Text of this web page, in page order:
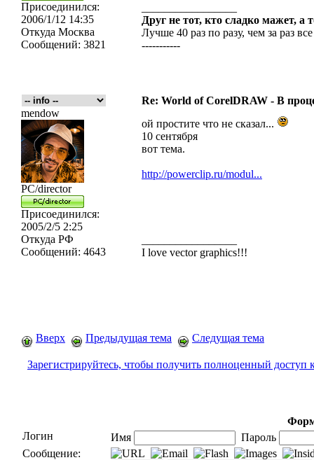
Присоединился:
2006/1/12 14:35
Откуда Москва
Сообщений: 3821
Друг не тот, кто сладко мажет, а
Лучше 40 раз по разу, чем за раз
-----------
Re: World of CorelDRAW - В
mendow
PC/director
Присоединился:
2005/2/5 2:25
Откуда РФ
Сообщений: 4643
ой простите что не сказал...
10 сентября
вот тема.
http://powerclip.ru/modul...
I love vector graphics!!!
Вверх Предыдущая тема Следущая тема
Зарегистрируйтесь, чтобы получить полноценный доступ
Логин
Имя
Пароль
Сообщение: